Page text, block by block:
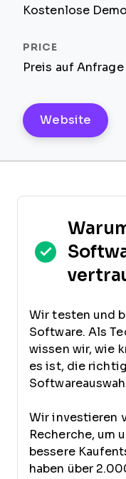
Kostenlose
Preis auf Anfrage
Website
Wir testen und
Software. Als
wissen wir, wie
es ist, die
Wir investieren
Recherche, um
bessere
haben über